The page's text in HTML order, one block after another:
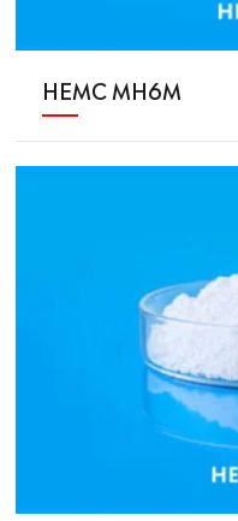
HEMC MH6M